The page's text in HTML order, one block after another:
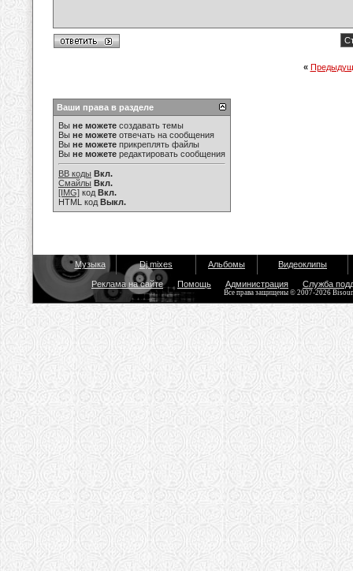
«
Ваши права в разделе
Вы не можете создавать темы
Вы не можете отвечать на сообщения
Вы не можете прикреплять файлы
Вы не можете редактировать сообщения
BB коды Вкл.
Смайлы Вкл.
[IMG] код Вкл.
HTML код Выкл.
Музыка Dj mixes Альбомы Видеоклипы
Реклама на сайте Помощь Администрация Служба
Все права защищены © 2007-2026